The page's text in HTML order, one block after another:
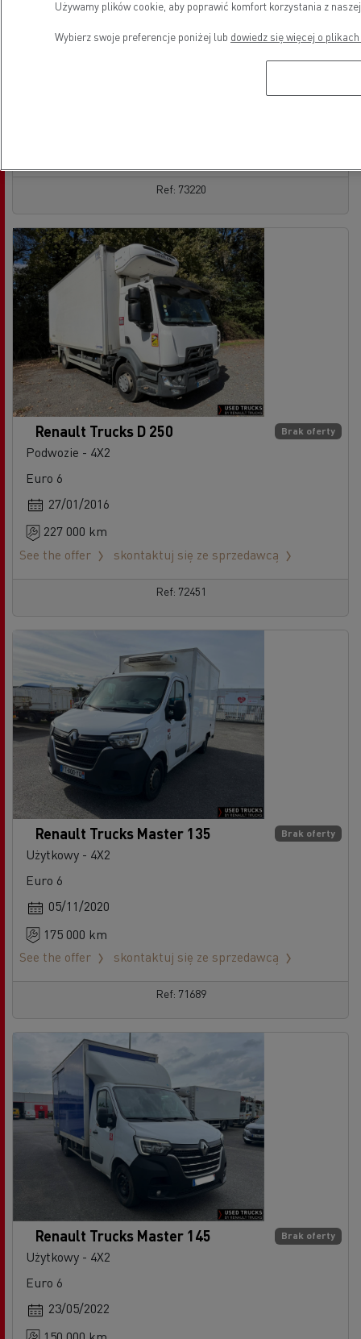
Isuzu P-serie 190
Podwozie - 4X2
Ref: 73220
Brak oferty
Renault Trucks D 250
Podwozie - 4X2
Euro 6
27/01/2016
227 000 km
See the offer
skontaktuj się ze sprzedawcą
Ref: 72451
Brak oferty
Renault Trucks Master 135
Użytkowy - 4X2
Euro 6
05/11/2020
175 000 km
See the offer
skontaktuj się ze sprzedawcą
Ref: 71689
Brak oferty
Renault Trucks Master 145
Użytkowy - 4X2
Euro 6
23/05/2022
Używamy plików cookie, aby poprawić komfort korzystania z
Wybierz swoje preferencje poniżej lub dowiedz się więcej o